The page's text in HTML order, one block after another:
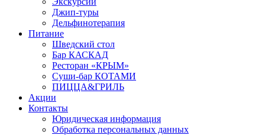
Джип-туры
Дельфинотерапия
Питание
Шведский стол
Бар КАСКАД
Ресторан «КРЫМ»
Суши-бар КОТАМИ
ПИЦЦА&ГРИЛЬ
Акции
Контакты
Юридическая информация
Обработка персональных данных